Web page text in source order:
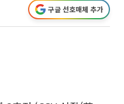
구글 선호매체 추가